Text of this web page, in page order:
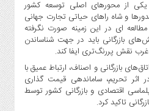
یکی از محورهای اصلی توسعه کشور
و شاه راهای حیاتی تجارت جهانی
ای در این زمینه صورت نگرفته
بازرگانی باید در جهت شناساندن
نقش پررنگ‌تری ایفا کند.
بازرگانی و اصناف، ارتباط عمیق با
اثر تحریم، ساماندهی قیمت گذاری
اقتصادی و بازرگانی کشور توسط
تاکید کرد.